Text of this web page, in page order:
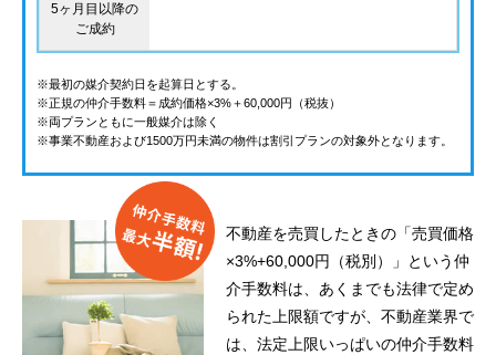
5ヶ月目以降の
ご成約
※最初の媒介契約日を起算日とする。
※正規の仲介手数料＝成約価格×3%＋60,000円（税抜）
※両プランともに一般媒介は除く
※事業不動産および1500万円未満の物件は割引プランの対象外となります。
不動産を売買したときの「売買価格
×3%+60,000円（税別）」という仲
介手数料は、あくまでも法律で定め
られた上限額ですが、不動産業界で
は、法定上限いっぱいの仲介手数料